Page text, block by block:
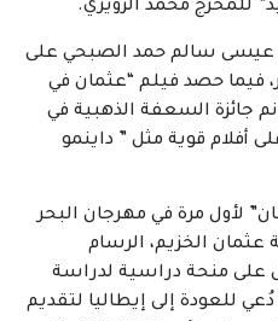
للمخرج محمد الزويري.
عيسى سالم حمد الصبحي على
فيما حصد فيلم “عثمان في
جائزة السعفة الذهبية في
أفلام قوية مثل ” داينمو
لأول مرة في مهرجان البحر
عثمان الخزيم، الرسام
منحة دراسية لدراسة
في روما. في عام ٢٠١٩، دُعي للعودة إلى إيطاليا لتقديم